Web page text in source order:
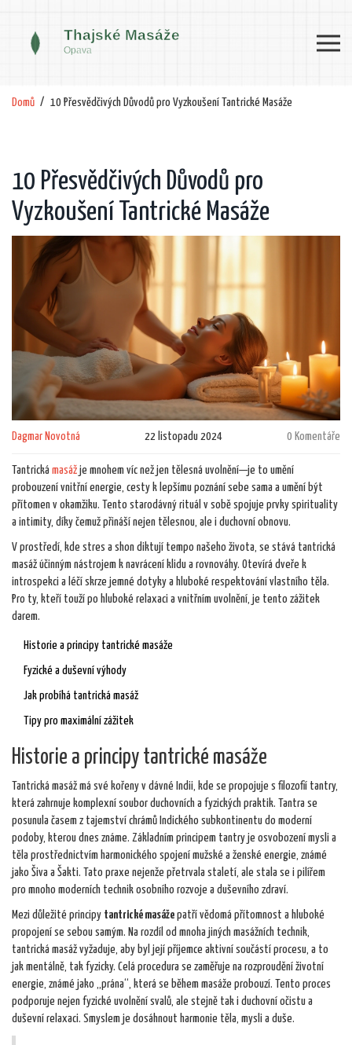
Domů 10 Přesvědčivých Důvodů pro Vyzkoušení Tantrické Masáže
10 Přesvědčivých Důvodů pro
Vyzkoušení Tantrické Masáže
Dagmar Novotná 22 listopadu 2024 0 Komentáře
Tantrická masáž je mnohem víc než jen tělesná uvolnění—je to umění
probouzení vnitřní energie, cesty k lepšímu poznání sebe sama a umění být
přítomen v okamžiku. Tento starodávný rituál v sobě spojuje prvky spirituality
a intimity, díky čemuž přináší nejen tělesnou, ale i duchovní obnovu.
V prostředí, kde stres a shon diktují tempo našeho života, se stává tantrická
masáž účinným nástrojem k navrácení klidu a rovnováhy. Otevírá dveře k
introspekci a léčí skrze jemné dotyky a hluboké respektování vlastního těla.
Pro ty, kteří touží po hluboké relaxaci a vnitřním uvolnění, je tento zážitek
darem.
Historie a principy tantrické masáže
Fyzické a duševní výhody
Jak probíhá tantrická masáž
Tipy pro maximální zážitek
Historie a principy tantrické masáže
Tantrická masáž má své kořeny v dávné Indii, kde se propojuje s filozofií tantry,
která zahrnuje komplexní soubor duchovních a fyzických praktik. Tantra se
posunula časem z tajemství chrámů Indického subkontinentu do moderní
podoby, kterou dnes známe. Základním principem tantry je osvobození mysli a
těla prostřednictvím harmonického spojení mužské a ženské energie, známé
jako Šiva a Šakti. Tato praxe nejenže přetrvala staletí, ale stala se i pilířem
pro mnoho moderních technik osobního rozvoje a duševního zdraví.
Mezi důležité principy tantrické masáže patří vědomá přítomnost a hluboké
propojení se sebou samým. Na rozdíl od mnoha jiných masážních technik,
tantrická masáž vyžaduje, aby byl její příjemce aktivní součástí procesu, a to
jak mentálně, tak fyzicky. Celá procedura se zaměřuje na rozproudění životní
energie, známé jako „prána“, která se během masáže probouzí. Tento proces
podporuje nejen fyzické uvolnění svalů, ale stejně tak i duchovní očistu a
duševní relaxaci. Smyslem je dosáhnout harmonie těla, mysli a duše.